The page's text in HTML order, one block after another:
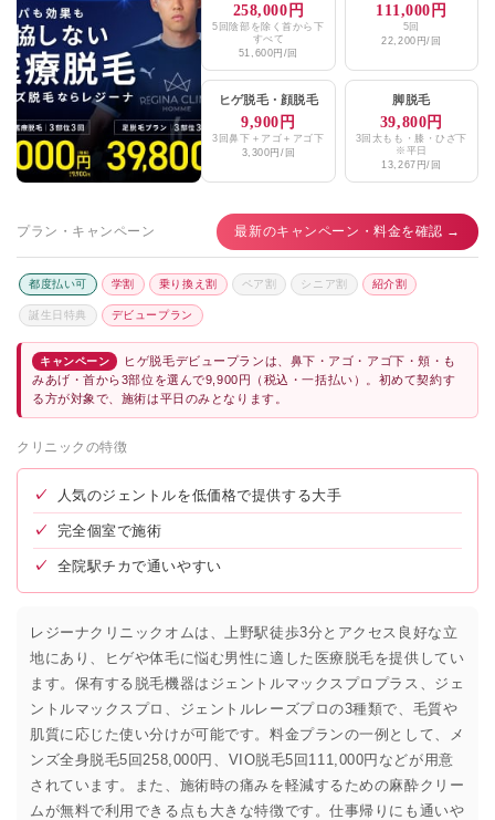
258,000円
5回陰部を除く首から下
すべて
51,600円/回
111,000円
5回
22,200円/回
ヒゲ脱毛・ 顔脱毛
9,900円
3回鼻下＋アゴ＋アゴ下
3,300円/回
脚脱毛
39,800円
3回太もも・膝・ひざ下
※平日
13,267円/回
プラン・キャンペーン 最新のキャンペーン・料金を確認 →
都度払い可 学割 乗り換え割 ペア割 シニア割 紹介割
誕生日特典 デビュープラン
キャンペーン
ヒゲ脱毛デビュープランは、鼻下・アゴ・アゴ下・頬・も
みあげ・首から3部位を選んで9,900円（税込・一括払い）。初めて契約す
る方が対象で、施術は平日のみとなります。
クリニックの特徴
✓ 人気のジェントルを低価格で提供する大手
✓ 完全個室で施術
✓ 全院駅チカで通いやすい
レジーナクリニックオムは、上野駅徒歩3分とアクセス良好な立
地にあり、ヒゲや体毛に悩む男性に適した医療脱毛を提供してい
ます。保有する脱毛機器はジェントルマックスプロプラス、ジェ
ントルマックスプロ、ジェントルレーズプロの3種類で、毛質や
肌質に応じた使い分けが可能です。料金プランの一例として、メ
ンズ全身脱毛5回258,000円、VIO脱毛5回111,000円などが用意
されています。また、施術時の痛みを軽減するための麻酔クリー
ムが無料で利用できる点も大きな特徴です。仕事帰りにも通いや